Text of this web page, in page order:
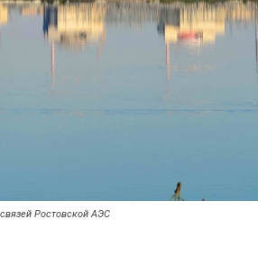
Ростовской АЭС